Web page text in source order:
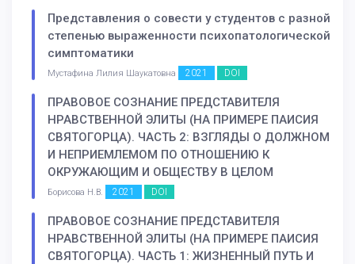
Представления о совести у студентов с разной
степенью выраженности психопатологической
симптоматики
Мустафина Лилия Шаукатовна 2021 DOI
ПРАВОВОЕ СОЗНАНИЕ ПРЕДСТАВИТЕЛЯ
НРАВСТВЕННОЙ ЭЛИТЫ (НА ПРИМЕРЕ ПАИСИЯ
СВЯТОГОРЦА). ЧАСТЬ 2: ВЗГЛЯДЫ О ДОЛЖНОМ
И НЕПРИЕМЛЕМОМ ПО ОТНОШЕНИЮ К
ОКРУЖАЮЩИМ И ОБЩЕСТВУ В ЦЕЛОМ
Борисова Н.В. 2021 DOI
ПРАВОВОЕ СОЗНАНИЕ ПРЕДСТАВИТЕЛЯ
НРАВСТВЕННОЙ ЭЛИТЫ (НА ПРИМЕРЕ ПАИСИЯ
СВЯТОГОРЦА). ЧАСТЬ 1: ЖИЗНЕННЫЙ ПУТЬ И